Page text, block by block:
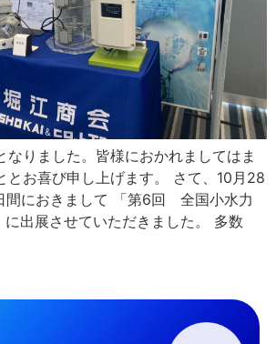
なりました。皆様におかれましてはま
とお喜び申し上げます。 さて、10月28
間におきまして 「第6回 全国小水力
出展させていただきました。 多数